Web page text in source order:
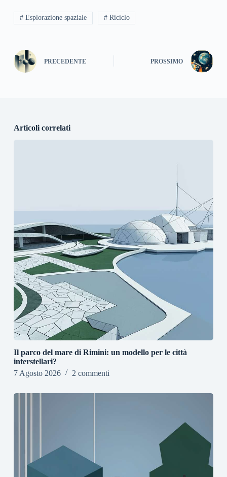
# Esplorazione spaziale # Riciclo
PRECEDENTE PROSSIMO
Articoli correlati
Il parco del mare di Rimini: un modello per le città
interstellari?
7 Agosto 2026
2 commenti